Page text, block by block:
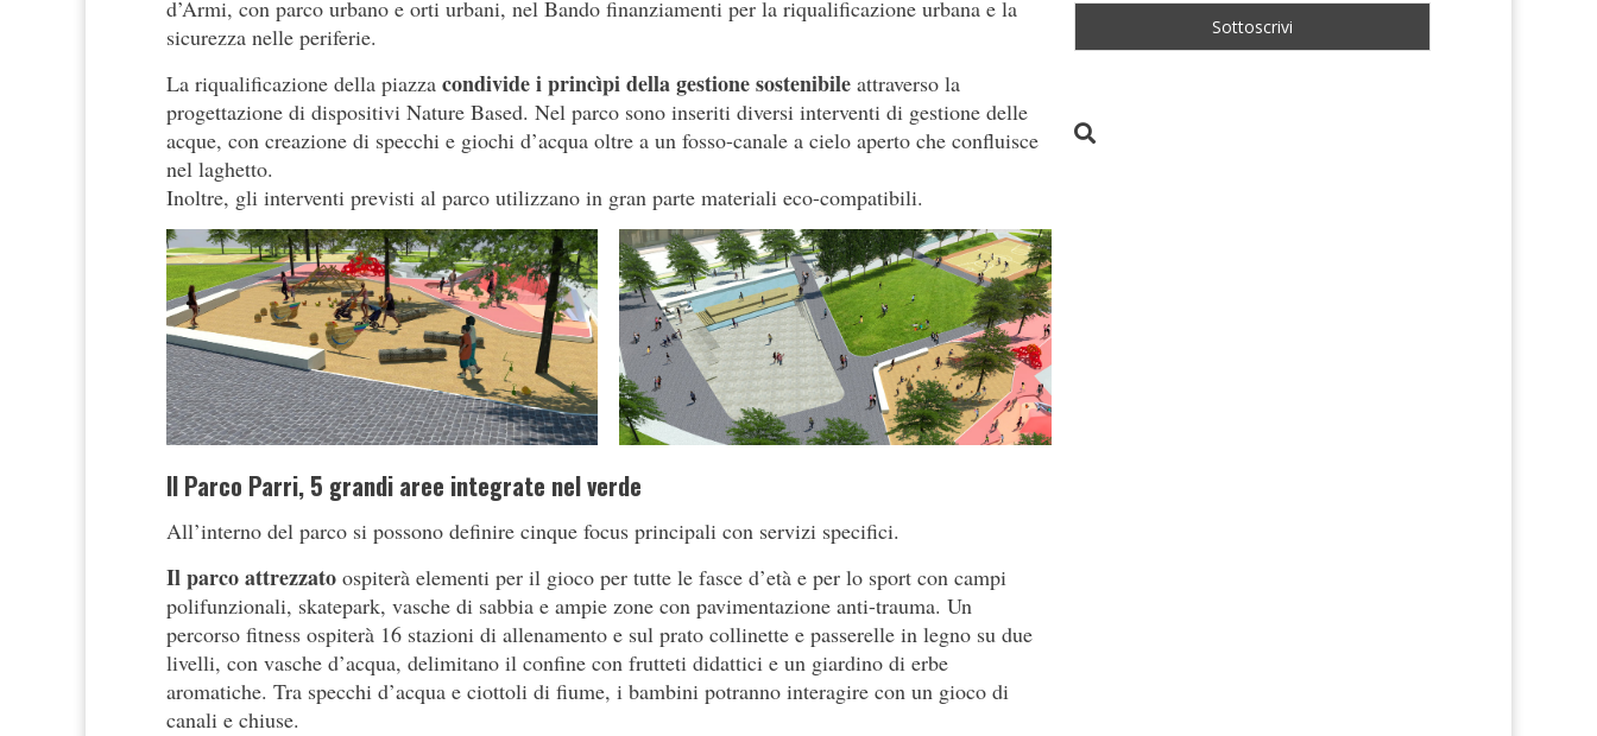
d’Armi, con parco urbano e orti urbani, nel Bando finanziamenti per la riqualificazione urbana e la
sicurezza nelle periferie.
La riqualificazione della piazza condivide i princìpi della gestione sostenibile attraverso la
progettazione di dispositivi Nature Based. Nel parco sono inseriti diversi interventi di gestione delle
acque, con creazione di specchi e giochi d’acqua oltre a un fosso-canale a cielo aperto che confluisce
nel laghetto.
Inoltre, gli interventi previsti al parco utilizzano in gran parte materiali eco-compatibili.
Il Parco Parri, 5 grandi aree integrate nel verde
All’interno del parco si possono definire cinque focus principali con servizi specifici.
Il parco attrezzato ospiterà elementi per il gioco per tutte le fasce d’età e per lo sport con campi
polifunzionali, skatepark, vasche di sabbia e ampie zone con pavimentazione anti-trauma. Un
percorso fitness ospiterà 16 stazioni di allenamento e sul prato collinette e passerelle in legno su due
livelli, con vasche d’acqua, delimitano il confine con frutteti didattici e un giardino di erbe
aromatiche. Tra specchi d’acqua e ciottoli di fiume, i bambini potranno interagire con un gioco di
canali e chiuse.